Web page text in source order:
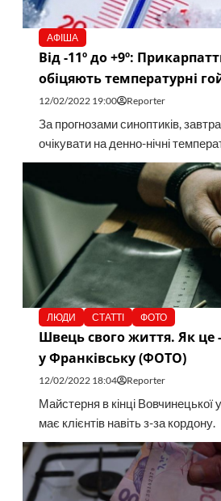
АФІША
Від -11º до +9º:
обіцяють температурні
12/02/2022 19:00 Reporter
За прогнозами синоптиків,
очікувати на денно-нічні
ЛЮДИ СТАТТІ ФОТО
Швець свого життя. Як це
у Франківську (ФОТО)
12/02/2022 18:04 Reporter
Майстерня в кінці Вовчинецької
має клієнтів навіть з-за кордону.